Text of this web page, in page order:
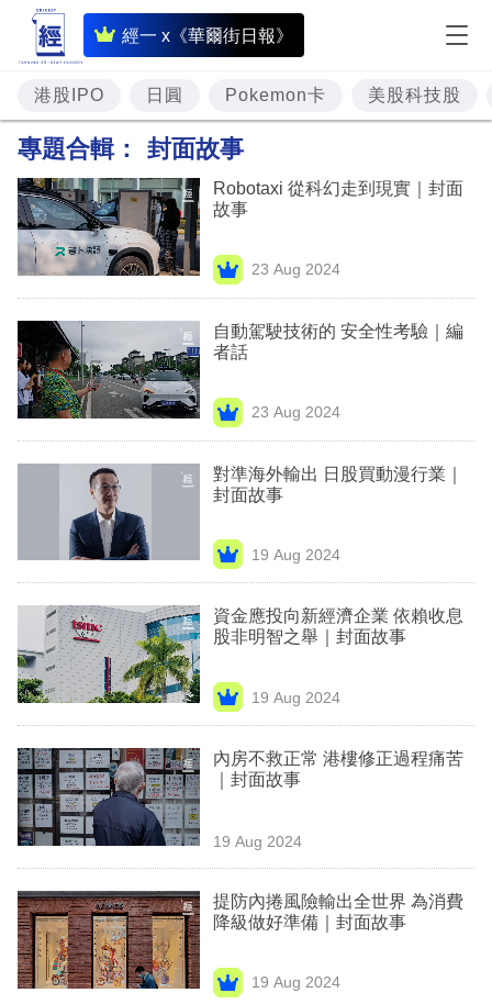
經一 x《華爾街日報》
即
時
財
經
題
投
資
樓
市
理
科
技
職
場
生
時
事
欄
訂
閱
港股IPO 日圓 Pokemon卡 美股科技股
專題合輯： 封面故事
Robotaxi 從科幻走到現實｜封面
故事
23 Aug 2024
自動駕駛技術的 安全性考驗｜編
者話
23 Aug 2024
對準海外輸出 日股買動漫行業｜
封面故事
19 Aug 2024
資金應投向新經濟企業 依賴收息
股非明智之舉｜封面故事
19 Aug 2024
內房不救正常 港樓修正過程痛苦
｜封面故事
19 Aug 2024
提防內捲風險輸出全世界 為消費
降級做好準備｜封面故事
19 Aug 2024